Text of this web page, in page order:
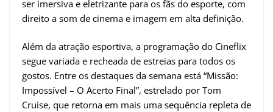
ser imersiva e eletrizante para os fãs do esporte, com
direito a som de cinema e imagem em alta definição.
Além da atração esportiva, a programação do Cineflix
segue variada e recheada de estreias para todos os
gostos. Entre os destaques da semana está “Missão:
Impossível – O Acerto Final”, estrelado por Tom
Cruise, que retorna em mais uma sequência repleta de